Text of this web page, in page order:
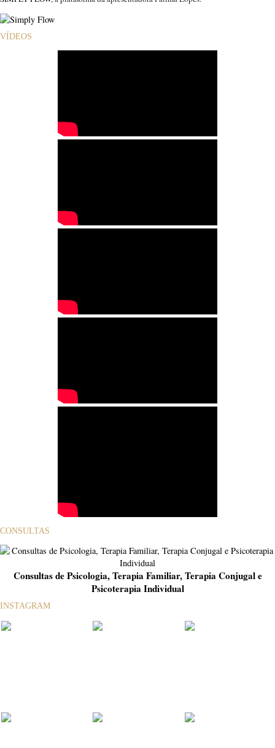
VÍDEOS
CONSULTAS
Consultas de Psicologia, Terapia Familiar, Terapia Conjugal e
Psicoterapia Individual
INSTAGRAM